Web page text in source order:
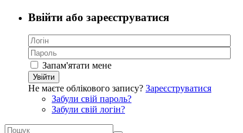
Ввійти або зареєструватися
Запам'ятати мене
Увійти
Не маєте облікового запису? Зареєструватися
Забули свій пароль?
Забули свій логін?